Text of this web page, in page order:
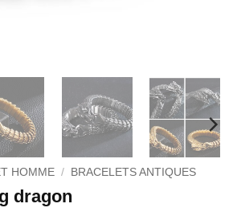
HOMME / BRACELETS ANTIQUES
dragon